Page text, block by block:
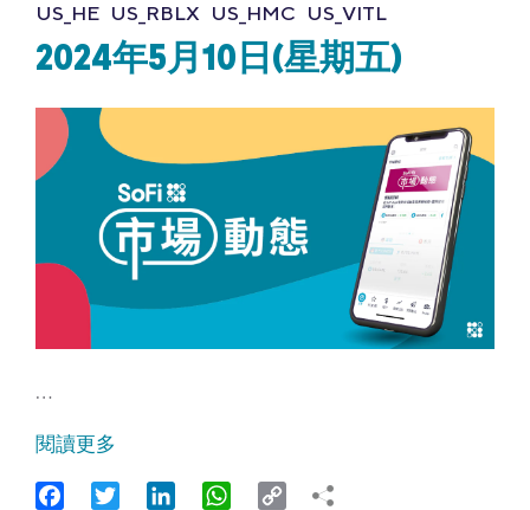
US_HE US_RBLX US_HMC US_VITL
2024年5月10日(星期五)
…
閱讀更多
FacebookTwitter LinkedIn WhatsApp
Copy